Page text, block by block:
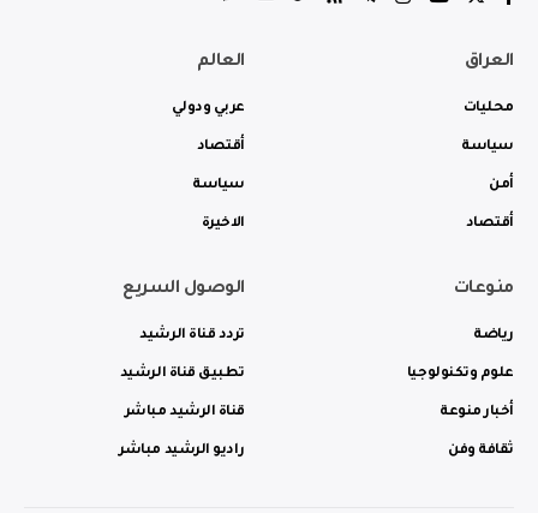
العراق
محليات
سياسة
أمن
أقتصاد
العالم
عربي ودولي
أقتصاد
سياسة
الاخيرة
منوعات
رياضة
علوم وتكنولوجيا
أخبار منوعة
ثقافة وفن
الوصول السريع
تردد قناة الرشيد
تطبيق قناة الرشيد
قناة الرشيد مباشر
راديو الرشيد مباشر